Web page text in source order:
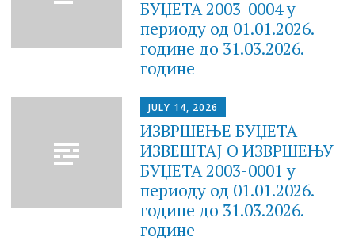
БУЏЕТА 2003-0004 у
периоду од 01.01.2026.
године до 31.03.2026.
године
JULY 14, 2026
ИЗВРШЕЊЕ БУЏЕТА –
ИЗВЕШТАЈ O ИЗВРШЕЊУ
БУЏЕТА 2003-0001 у
периоду од 01.01.2026.
године до 31.03.2026.
године